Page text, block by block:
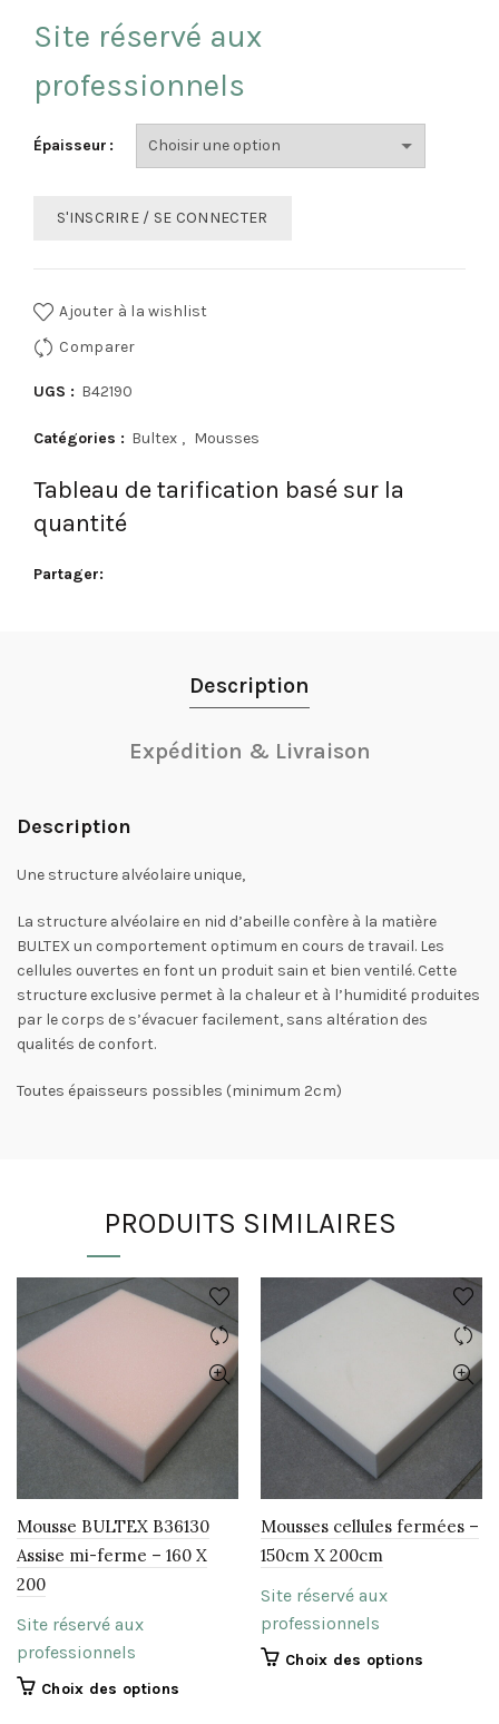
Site réservé aux
professionnels
Épaisseur
S'INSCRIRE / SE CONNECTER
Ajouter à la wishlist
Comparer
UGS : B42190
Catégories : Bultex , Mousses
Tableau de tarification basé sur la
quantité
Partager
Description
Expédition & Livraison
Description
Une structure alvéolaire unique,
La structure alvéolaire en nid d’abeille confère à la matière
BULTEX un comportement optimum en cours de travail. Les
cellules ouvertes en font un produit sain et bien ventilé. Cette
structure exclusive permet à la chaleur et à l’humidité produites
par le corps de s’évacuer facilement, sans altération des
qualités de confort.
Toutes épaisseurs possibles (minimum 2cm)
PRODUITS SIMILAIRES
Mousse BULTEX B36130
Assise mi-ferme – 160 X
200
Site réservé aux
professionnels
Choix des options
Mousses cellules fermées –
150cm X 200cm
Site réservé aux
professionnels
Choix des options